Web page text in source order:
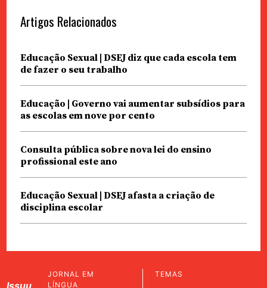
Artigos Relacionados
Educação Sexual | DSEJ diz que cada escola tem
de fazer o seu trabalho
Educação | Governo vai aumentar subsídios para
as escolas em nove por cento
Consulta pública sobre nova lei do ensino
profissional este ano
Educação Sexual | DSEJ afasta a criação de
disciplina escolar
Issuu
JORNAL EM
LÍNGUA
TEMAS